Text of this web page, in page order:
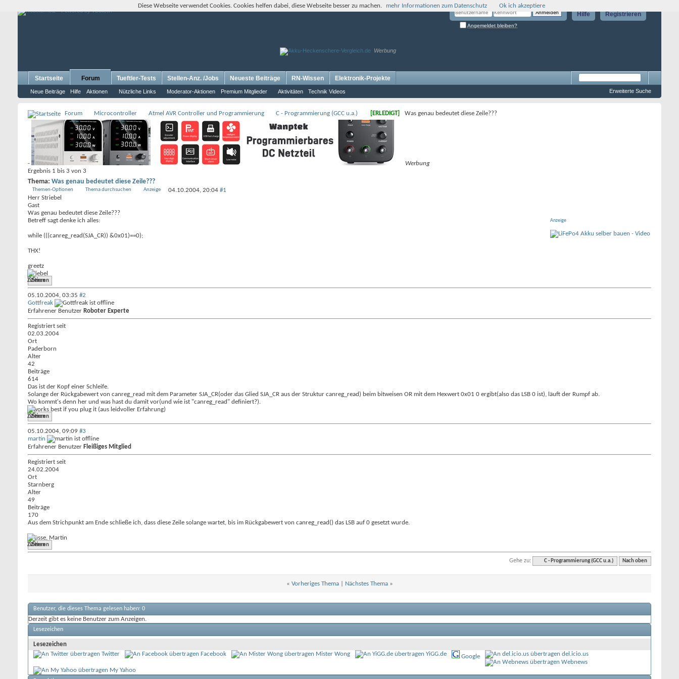
Registrieren
Hilfe
Angemeldet bleiben?
Werbung
Startseite Forum
Neue Beiträge Hilfe Aktionen Nützliche Links Moderator-Aktionen Premium Mitglieder Aktivitäten Technik Videos
Tueftler-Tests Stellen-Anz. /Jobs Neueste Beiträge RN-Wissen Elektronik-Projekte
Erweiterte Suche
Forum Microcontroller Atmel AVR Controller und Programmierung C - Programmierung (GCC u.a.) [ERLEDIGT] Was genau bedeutet diese Zeile???
-
Werbung
Ergebnis 1 bis 3 von 3
Thema: Was genau bedeutet diese Zeile???
Themen-Optionen Thema durchsuchen Anzeige 04.10.2004, 20:04 #1
Herr Striebel
Gast
Was genau bedeutet diese Zeile???
Anzeige
Betreff sagt denke ich alles:
while (((canreg_read(SJA_CR)) &0x01)==0);
THX!
greetz
Striebel
Zitieren
05.10.2004, 03:35 #2
Gottfreak
Erfahrener Benutzer Roboter Experte
Registriert seit
02.03.2004
Ort
Paderborn
Alter
42
Beiträge
614
Das ist der Kopf einer Schleife.
Solange der Rückgabewert von canreg_read mit dem Parameter SJA_CR(oder das Glied SJA_CR aus der Struktur canreg_read) beim bitweisen OR mit dem Hexwert 0x01 0 ergibt(also das LSB 0 ist), läuft der Rumpf ab.
Wo kommt's denn her und was hast du damit vor(und wie ist "canreg_read" definiert?).
it works best if you plug it (aus leidvoller Erfahrung)
Zitieren
05.10.2004, 09:09 #3
martin
Erfahrener Benutzer Fleißiges Mitglied
Registriert seit
24.02.2004
Ort
Starnberg
Alter
49
Beiträge
170
Aus dem Strichpunkt am Ende schließe ich, dass diese Zeile solange wartet, bis im Rückgabewert von canreg_read() das LSB auf 0 gesetzt wurde.
Grüsse, Martin
Zitieren
Gehe zu: C - Programmierung (GCC u.a.) Nach oben
« Vorheriges Thema| Nächstes Thema »
Benutzer, die dieses Thema gelesen haben: 0
Derzeit gibt es keine Benutzer zum Anzeigen.
Lesezeichen
Lesezeichen
Twitter
Facebook Mister Wong YiGG.de Google
del.icio.us
Webnews
My Yahoo
Diese Webseite verwendet Cookies. Cookies helfen dabei, diese Webseite besser zu machen. mehr Informationen zum Datenschutz Ok ich akzeptiere